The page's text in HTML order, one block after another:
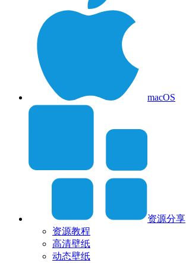
macOS
资源分享
资源教程
高清壁纸
动态壁纸